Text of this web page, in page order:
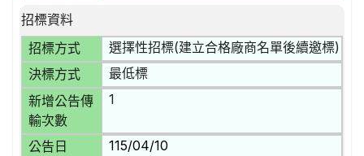
招標資料
招標方式
選擇性招標(建立合格廠商名單後續邀標)
決標方式 最低標
新增公告傳
輸次數
1
公告日 115/04/10